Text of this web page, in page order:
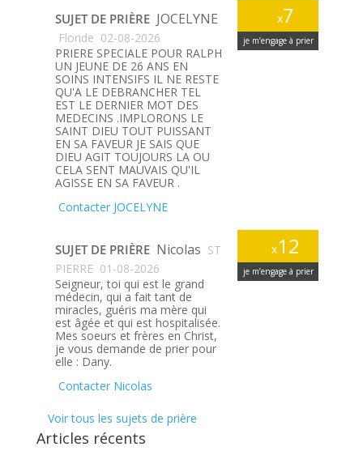
x7
je m’engage à prier
SUJET DE PRIÈRE JOCELYNE
Floride 02-08-2026
PRIERE SPECIALE POUR RALPH
UN JEUNE DE 26 ANS EN
SOINS INTENSIFS IL NE RESTE
QU'A LE DEBRANCHER TEL
EST LE DERNIER MOT DES
MEDECINS .IMPLORONS LE
SAINT DIEU TOUT PUISSANT
EN SA FAVEUR JE SAIS QUE
DIEU AGIT TOUJOURS LA OU
CELA SENT MAUVAIS QU'IL
AGISSE EN SA FAVEUR .
Contacter JOCELYNE
x12
je m’engage à prier
SUJET DE PRIÈRE Nicolas ST
PIERRE 01-08-2026
Seigneur, toi qui est le grand
médecin, qui a fait tant de
miracles, guéris ma mère qui
est âgée et qui est hospitalisée.
Mes soeurs et frères en Christ,
je vous demande de prier pour
elle : Dany.
Contacter Nicolas
Voir tous les sujets de prière
Articles récents